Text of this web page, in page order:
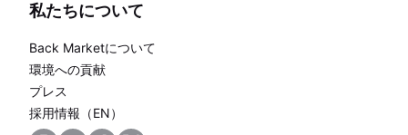
私たちについて
Back Marketについて
環境への貢献
プレス
採用情報（EN）